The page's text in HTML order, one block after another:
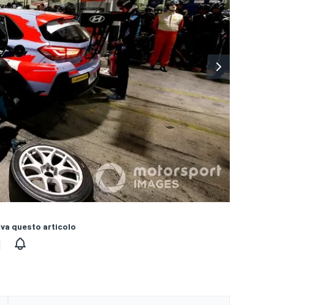
questo articolo